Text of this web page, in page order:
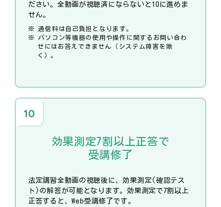
ださい。全動画が視聴済にならないと10に進めま
せん。
通信料は自己負担となります。
パソコン等機器の使用や操作に関するお問い合わ
せにはお答えできません（システム障害を除
く）。
効果測定7割以上正答で
受講修了
法定講習全動画の視聴後に、効果測定(確認テス
ト)の解答が可能となります。効果測定で7割以上
正答すると、Web受講修了です。